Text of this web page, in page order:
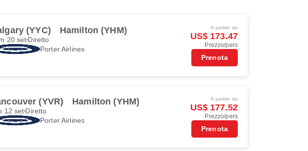
(YYC) Hamilton (YHM)
20 set Diretto
Porter Airlines
A partire da
US$ 173.47
Prezzo/pers
Prenota
(YVR) Hamilton (YHM)
12 set Diretto
Porter Airlines
A partire da
US$ 177.52
Prezzo/pers
Prenota